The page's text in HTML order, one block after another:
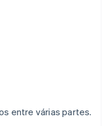
entre várias partes.